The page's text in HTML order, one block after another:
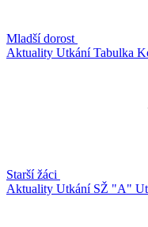
Mladší dorost
Aktuality UtkáníTabulka
Starší žáci
Aktuality Utkání SŽ "A"